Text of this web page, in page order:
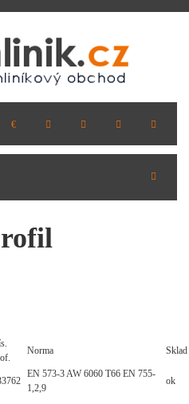
Norma Sklad
EN 573-3 AW 6060 T66 EN 755-
1,2,9
ok